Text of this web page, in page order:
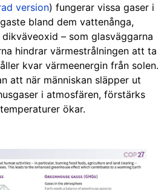
version) fungerar vissa gaser i
bland dem vattenånga,
– som glasväggarna
hindrar värmestrålningen att ta
kvar värmeenergin från solen.
att när människan släpper ut
i atmosfären, förstärks
ökar.